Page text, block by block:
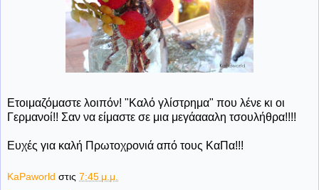
Ετοιμαζόμαστε λοιπόν! "Καλό γλίστρημα" που λένε κι οι
Γερμανοί!! Σαν να είμαστε σε μια μεγάαααλη τσουλήθρα!!!!
Ευχές για καλή Πρωτοχρονιά από τους ΚαΠα!!!
KaPaworld στις 7:45 μ.μ.